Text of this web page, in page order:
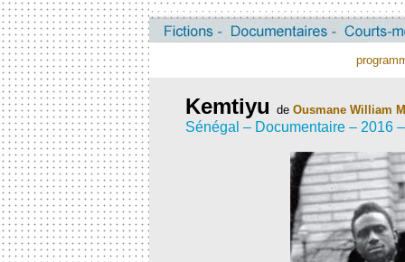
Kemtiyu de Ousmane William
Sénégal – Documentaire – 2016 –